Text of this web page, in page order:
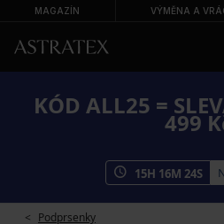
MAGAZÍN VÝMĚNA A
KÓD ALL25 =
499
15H 16M 24S
Podprsenky